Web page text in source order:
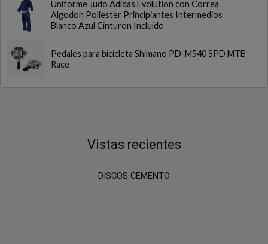
Uniforme Judo Adidas Evolution con Correa
Algodon Poliester Principiantes Intermedios
Blanco Azul Cinturon Incluido
Pedales para bicicleta Shimano PD-M540 SPD MTB
Race
Vistas recientes
DISCOS CEMENTO